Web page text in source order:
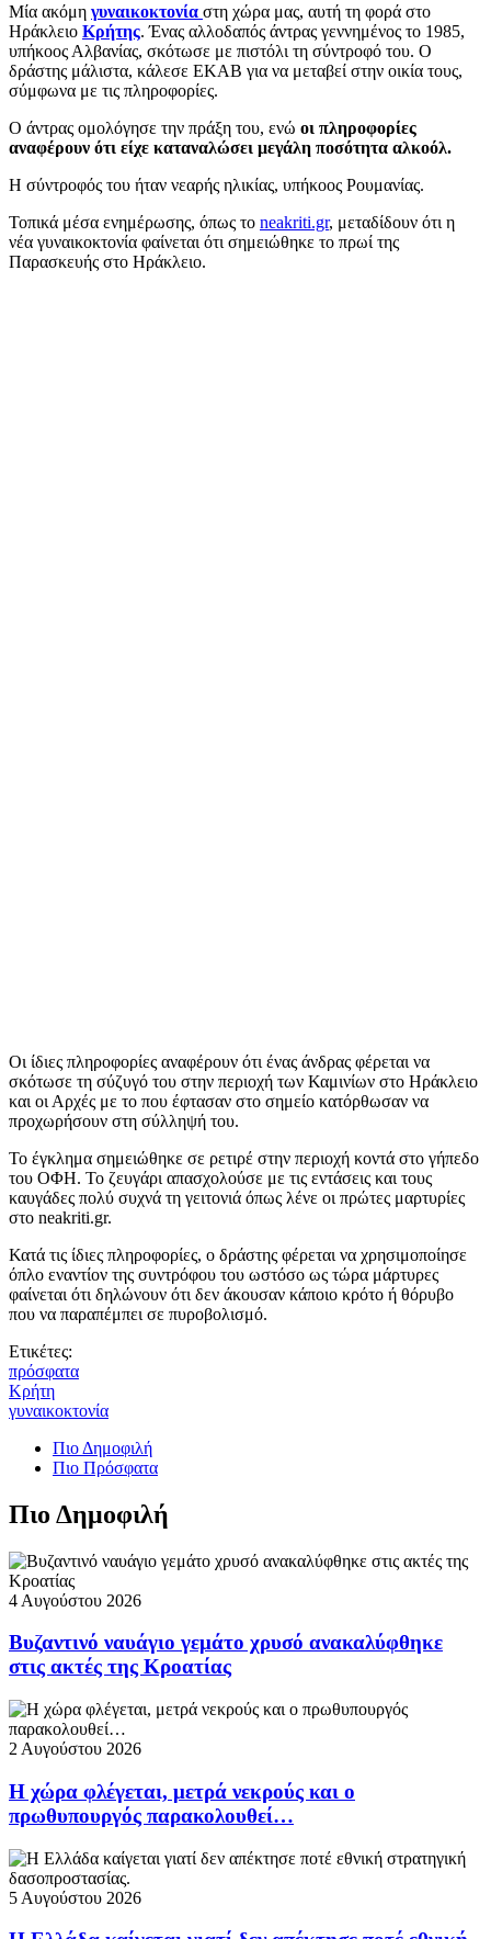
Μία ακόμη γυναικοκτονία στη χώρα μας, αυτή τη φορά στο
Ηράκλειο Κρήτης. Ένας αλλοδαπός άντρας γεννημένος το 1985,
υπήκοος Αλβανίας, σκότωσε με πιστόλι τη σύντροφό του. Ο
δράστης μάλιστα, κάλεσε ΕΚΑΒ για να μεταβεί στην οικία τους,
σύμφωνα με τις πληροφορίες.
Ο άντρας ομολόγησε την πράξη του, ενώ οι πληροφορίες
αναφέρουν ότι είχε καταναλώσει μεγάλη ποσότητα αλκοόλ.
Η σύντροφός του ήταν νεαρής ηλικίας, υπήκοος Ρουμανίας.
Τοπικά μέσα ενημέρωσης, όπως το neakriti.gr, μεταδίδουν ότι η
νέα γυναικοκτονία φαίνεται ότι σημειώθηκε το πρωί της
Παρασκευής στο Ηράκλειο.
Οι ίδιες πληροφορίες αναφέρουν ότι ένας άνδρας φέρεται να
σκότωσε τη σύζυγό του στην περιοχή των Καμινίων στο Ηράκλειο
και οι Αρχές με το που έφτασαν στο σημείο κατόρθωσαν να
προχωρήσουν στη σύλληψή του.
To έγκλημα σημειώθηκε σε ρετιρέ στην περιοχή κοντά στο γήπεδο
του ΟΦΗ. Το ζευγάρι απασχολούσε με τις εντάσεις και τους
καυγάδες πολύ συχνά τη γειτονιά όπως λένε οι πρώτες μαρτυρίες
στο neakriti.gr.
Κατά τις ίδιες πληροφορίες, ο δράστης φέρεται να χρησιμοποίησε
όπλο εναντίον της συντρόφου του ωστόσο ως τώρα μάρτυρες
φαίνεται ότι δηλώνουν ότι δεν άκουσαν κάποιο κρότο ή θόρυβο
που να παραπέμπει σε πυροβολισμό.
Ετικέτες:
πρόσφατα
Κρήτη
γυναικοκτονία
Πιο Δημοφιλή
Πιο Πρόσφατα
Πιο Δημοφιλή
4 Αυγούστου 2026
Βυζαντινό ναυάγιο γεμάτο χρυσό ανακαλύφθηκε
στις ακτές της Κροατίας
2 Αυγούστου 2026
Η χώρα φλέγεται, μετρά νεκρούς και ο
πρωθυπουργός παρακολουθεί…
5 Αυγούστου 2026